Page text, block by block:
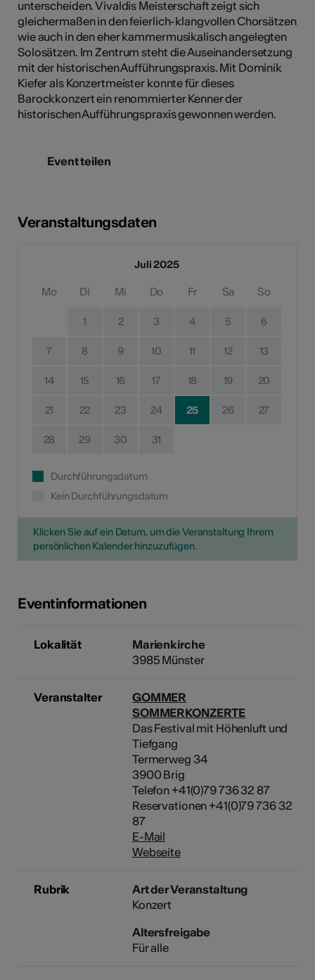
unterscheiden. Vivaldis Meisterschaft zeigt sich
gleichermaßen in den feierlich-klangvollen Chorsätzen
wie auch in den eher kammermusikalisch angelegten
Solosätzen. Im Zentrum steht die Auseinandersetzung
mit der historischen Aufführungspraxis. Mit Dominik
Kiefer als Konzertmeister konnte für dieses
Barockkonzert ein renommierter Kenner der
historischen Aufführungspraxis gewonnen werden.
Event teilen
Veranstaltungsdaten
Juli 2025
Mo Di Mi Do Fr Sa So
1 2 3 4 5 6
7 8 9 10 11 12 13
14 15 16 17 18 19 20
21 22 23 24 25 26 27
28 29 30 31
Durchführungsdatum
Kein Durchführungsdatum
Klicken Sie auf ein Datum, um die Veranstaltung Ihrem
persönlichen Kalender hinzuzufügen.
Eventinformationen
Lokalität
Marienkirche
3985 Münster
Veranstalter
GOMMER
SOMMERKONZERTE
Das Festival mit Höhenluft und
Tiefgang
Termerweg 34
3900 Brig
Telefon +41(0)79 736 32 87
Reservationen +41(0)79 736 32
87
E-Mail
Webseite
Rubrik
Art der Veranstaltung
Konzert
Altersfreigabe
Für alle